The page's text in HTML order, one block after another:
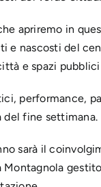
apriremo in
e nascosti del
e spazi
performance,
del fine settimana.
sarà il